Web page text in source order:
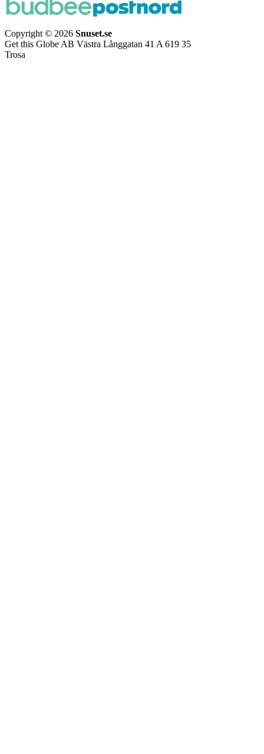
Copyright © 2026 Snuset.se
Get this Globe AB Västra Långgatan 41 A 619 35
Trosa